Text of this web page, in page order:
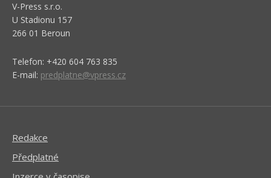
V-Press s.r.o.
U Stadionu 157
266 01 Beroun
Telefon: +420 604 763 835
E-mail: predplatne@vpress.cz
Redakce
Předplatné